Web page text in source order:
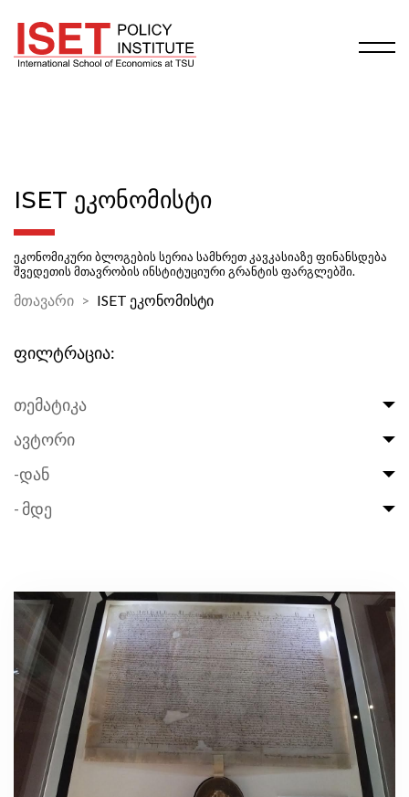
ISET ᲔᲙᲝᲜᲝᲛᲘᲡᲢᲘ
ეკონომიკური ბლოგების სერია სამხრეთ კავკასიაზე ფინანსდება
შვედეთის მთავრობის ინსტიტუციური გრანტის ფარგლებში.
მთავარი ISET ეკონომისტი
ფილტრაცია:
თემატიკა
ავტორი
-დან
- მდე